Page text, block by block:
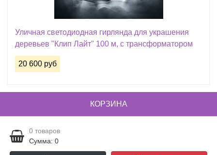
Уличная светодиодная гирлянда для украшения
деревьев "Клип Лайт" 100 м, с трансформатором
20 600 руб
КОРЗИНА
0 товаров
Сумма: 0